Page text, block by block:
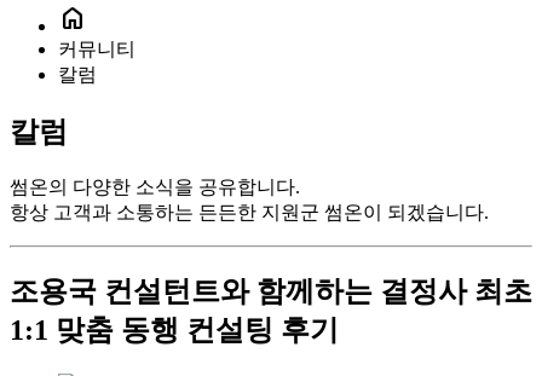
home
커뮤니티
칼럼
칼럼
썸온의 다양한 소식을 공유합니다.
항상 고객과 소통하는 든든한 지원군 썸온이 되겠습니다.
조용국 컨설턴트와 함께하는 결정사 최초
1:1 맞춤 동행 컨설팅 후기